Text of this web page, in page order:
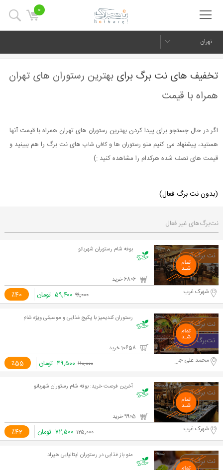
0
تهران
تخفیف های نت برگ برای بهترین رستوران های تهران
همراه با قیمت
اگر در حال جستجو برای پیدا کردن بهترین رستوران های تهران همراه با قیمت آنها
هستید، پیشنهاد می کنیم منو رستوران ها و کافی شاپ های نت برگ را هم ببینید و
قیمت های نصف شده هرکدام را مشاهده کنید :)
(بدون نت برگ فعال)
نت‌برگ‌های غیر فعال
بوفه شام رستوران شهربانو
٪40 شهرک غرب ۹۹,۰۰۰ ۵۹,۴۰۰ تومان
رستوران کندیمیز با پکیج غذایی و موسیقی ویژه شام
٪55 محمد علی جناح ۱۱۰,۰۰۰ ۴۹,۵۰۰ تومان
آخرین فرصت خرید: بوفه شام رستوران شهربانو
٪42 شهرک غرب ۱۲۵,۰۰۰ ۷۲,۵۰۰ تومان
منو باز غذایی در رستوران ایتالیایی هیراد